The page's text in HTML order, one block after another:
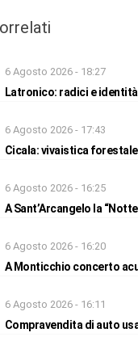
6 Agosto 2026 - 18:27
Latronico: radici e
6 Agosto 2026 - 17:43
Cicala: vivaistica
6 Agosto 2026 - 16:25
A Sant’Arcangelo la
6 Agosto 2026 - 16:20
A Monticchio concerto
6 Agosto 2026 - 16:11
Compravendita di auto